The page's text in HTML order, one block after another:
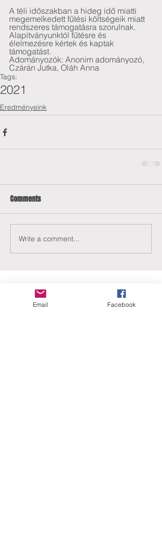
A téli időszakban a hideg idő miatti
megemelkedett fűtési költségeik miatt
rendszeres támogatásra szorulnak.
Alapítványunktól fűtésre és
élelmezésre kértek és kaptak
támogatást.
Adományozók: Anonim adományozó,
Czárán Jutka, Oláh Anna
Tags:
2021
Eredményeink
Comments
Write a comment...
Email Facebook